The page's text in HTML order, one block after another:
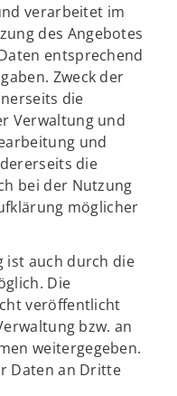
verarbeitet im
des Angebotes
entsprechend
Zweck der
die
Verwaltung und
und
die
bei der Nutzung
möglicher
ist auch durch die
Die
veröffentlicht
bzw. an
weitergegeben.
Daten an Dritte